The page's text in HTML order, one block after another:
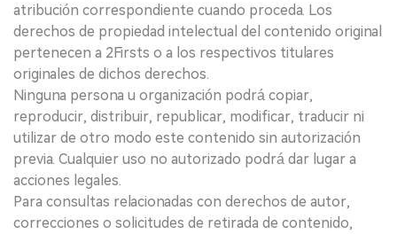
atribución correspondiente cuando proceda. Los
derechos de propiedad intelectual del contenido original
pertenecen a 2Firsts o a los respectivos titulares
originales de dichos derechos.
Ninguna persona u organización podrá copiar,
reproducir, distribuir, republicar, modificar, traducir ni
utilizar de otro modo este contenido sin autorización
previa. Cualquier uso no autorizado podrá dar lugar a
acciones legales.
Para consultas relacionadas con derechos de autor,
correcciones o solicitudes de retirada de contenido,